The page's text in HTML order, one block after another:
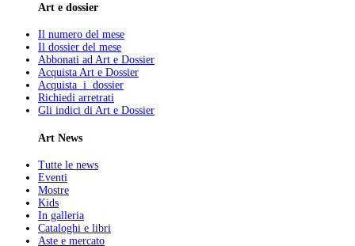
Art e dossier
Il numero del mese
Il dossier del mese
Abbonati ad Art e Dossier
Acquista Art e Dossier
Acquista i dossier
Richiedi arretrati
Gli indici di Art e Dossier
Art News
Tutte le news
Eventi
Mostre
Kids
In galleria
Cataloghi e libri
Aste e mercato